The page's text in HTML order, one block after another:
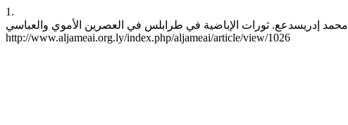
1.
محمد إدريسدعع. ثورات الإباضية في طرابلس في العصرين الأموي والعباسي . aljameai [Internet]. 2026May17 [cited 2026Aug.7];(43):55-2. Available from:
http://www.aljameai.org.ly/index.php/aljameai/article/view/1026